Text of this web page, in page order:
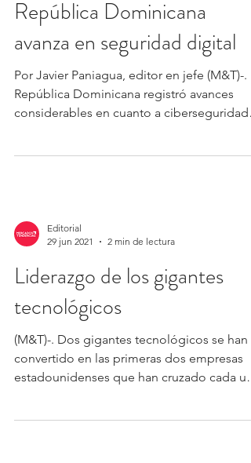
República Dominicana
avanza en seguridad digital
Por Javier Paniagua, editor en jefe (M&T)-.
República Dominicana registró avances
considerables en cuanto a ciberseguridad
Editorial
29 jun 2021
2 min de lectura
Liderazgo de los gigantes
tecnológicos
(M&T)-. Dos gigantes tecnológicos se han
convertido en las primeras dos empresas
estadounidenses que han cruzado cada